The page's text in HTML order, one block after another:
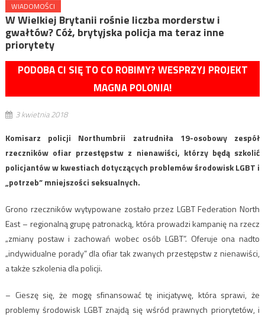
WIADOMOŚCI
W Wielkiej Brytanii rośnie liczba morderstw i
gwałtów? Cóż, brytyjska policja ma teraz inne
priorytety
PODOBA CI SIĘ TO CO ROBIMY? WESPRZYJ PROJEKT
MAGNA POLONIA!
3 kwietnia 2018
Komisarz policji Northumbrii zatrudniła 19-osobowy zespół
rzeczników ofiar przestępstw z nienawiści, którzy będą szkolić
policjantów w kwestiach dotyczących problemów środowisk LGBT i
„potrzeb” mniejszości seksualnych.
Grono rzeczników wytypowane zostało przez LGBT Federation North
East – regionalną grupę patronacką, która prowadzi kampanię na rzecz
„zmiany postaw i zachowań wobec osób LGBT”. Oferuje ona nadto
„indywidualne porady” dla ofiar tak zwanych przestępstw z nienawiści,
a także szkolenia dla policji.
– Cieszę się, że mogę sfinansować tę inicjatywę, która sprawi, że
problemy środowisk LGBT znajdą się wśród prawnych priorytetów, i